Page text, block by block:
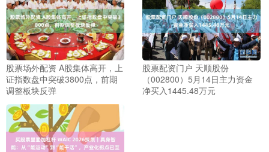
股票场外配资 A股集体高开，上
证指数盘中突破3800点，前期
调整板块反弹
股票配资门户 天顺股份
（002800）5月14日主力资金
净买入1445.48万元